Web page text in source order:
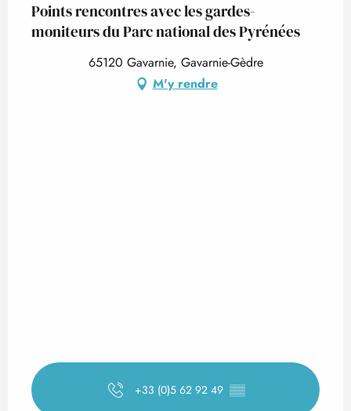
Points rencontres avec les gardes-
moniteurs du Parc national des Pyrénées
65120 Gavarnie, Gavarnie-Gèdre
M'y rendre
+33 (0)5 62 92 49 ▒▒